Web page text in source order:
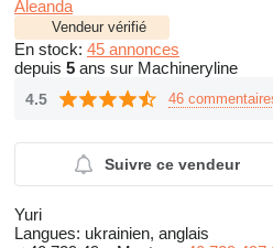
Aleanda
Vendeur vérifié
En stock: 45 annonces
depuis 5 ans sur Machineryline
4.5 46
Suivre ce vendeur
Yuri
Langues: ukrainien, anglais